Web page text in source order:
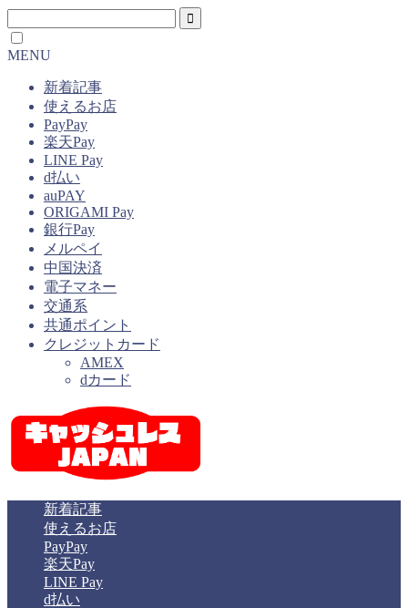
MENU
新着記事
使えるお店
PayPay
楽天Pay
LINE Pay
d払い
auPAY
ORIGAMI Pay
銀行Pay
メルペイ
中国決済
電子マネー
交通系
共通ポイント
クレジットカード
AMEX
dカード
新着記事
使えるお店
PayPay
楽天Pay
LINE Pay
d払い